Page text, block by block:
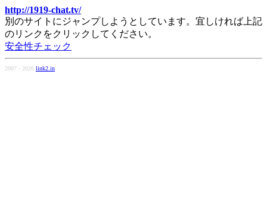
http://1919-chat.tv/
別のサイトにジャンプしようとしています。宜しければ上記
のリンクをクリックしてください。
安全性チェック
2007 - 2026 link2.in